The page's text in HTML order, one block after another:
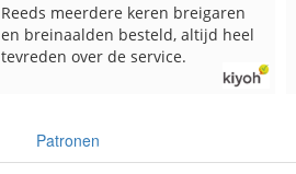
Reeds meerdere keren breigaren
en breinaalden besteld, altijd heel
tevreden over de service.
Patronen